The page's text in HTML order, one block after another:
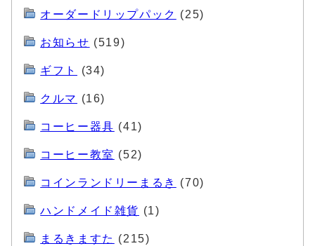
オーダードリップパック (25)
お知らせ (519)
ギフト (34)
クルマ (16)
コーヒー器具 (41)
コーヒー教室 (52)
コインランドリーまるき (70)
ハンドメイド雑貨 (1)
まるきますた (215)